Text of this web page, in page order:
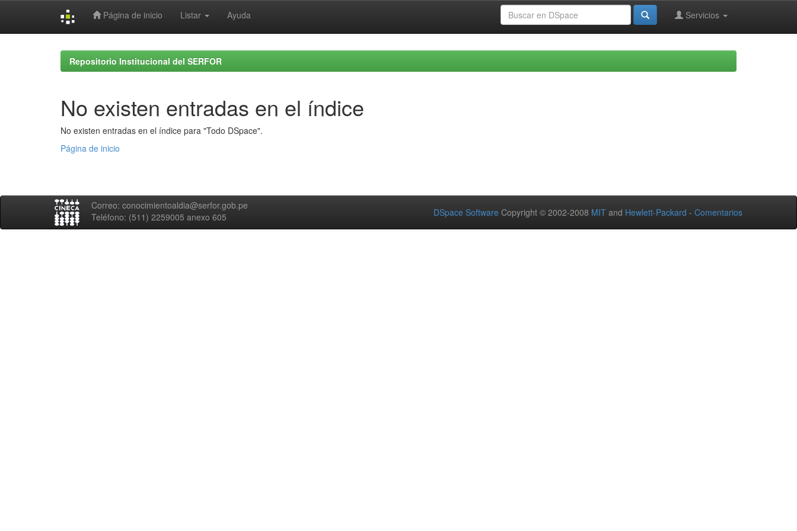
Página de inicio Listar Ayuda Servicios
Repositorio Institucional del SERFOR
No existen entradas en el índice
No existen entradas en el índice para "Todo DSpace".
Página de inicio
Correo: conocimientoaldia@serfor.gob.pe
Teléfono: (511) 2259005 anexo 605
DSpace Software Copyright © 2002-2008 MIT and Hewlett-Packard - Comentarios